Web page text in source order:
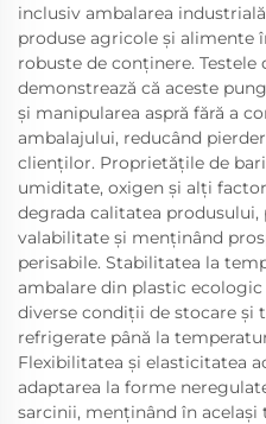
inclusiv ambalarea
produse agricole și alimente
robuste de conținere.
demonstrează că aceste
și manipularea aspră fără a
ambalajului, reducând
clienților. Proprietățile de
umiditate, oxigen și alți
degrada calitatea
valabilitate și menținând
perisabile. Stabilitatea la
ambalare din plastic
diverse condiții de stocare și
refrigerate până la
Flexibilitatea și elasticitatea
adaptarea la forme
sarcinii, menținând în